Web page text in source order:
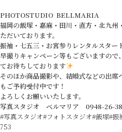
PHOTOSTUDIO BELLMARIA
福岡の飯塚・嘉麻・田川・直方・北九
ただいております。
振袖・七五三・お宮参りレンタルスター
早撮りキャンペーン等もございますの
てお待ちしております
そのほか商品撮影や、結婚式などの出席
もご予約受付中です！
よろしくお願いいたします。
写真スタジオ ベルマリア 0948-26-
#写真スタジオ#フォトスタジオ#飯塚#
753